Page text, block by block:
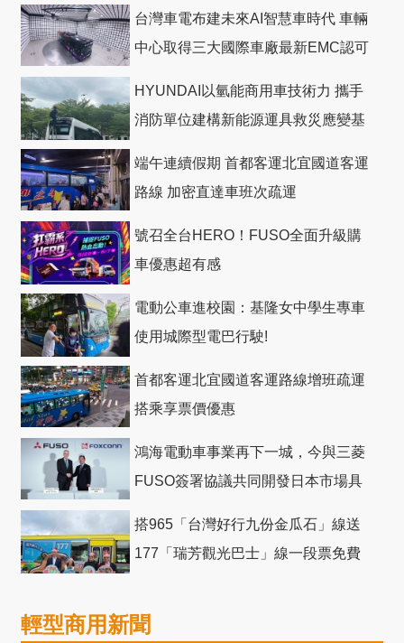
台灣車電布建未來AI智慧車時代 車輛
中心取得三大國際車廠最新EMC認可
HYUNDAI以氫能商用車技術力 攜手
消防單位建構新能源運具救災應變基
端午連續假期 首都客運北宜國道客運
路線 加密直達車班次疏運
號召全台HERO！FUSO全面升級購
車優惠超有感
電動公車進校園：基隆女中學生專車
使用城際型電巴行駛!
首都客運北宜國道客運路線增班疏運
搭乘享票價優惠
鴻海電動車事業再下一城，今與三菱
FUSO簽署協議共同開發日本市場具
搭965「台灣好行九份金瓜石」線送
177「瑞芳觀光巴士」線一段票免費
輕型商用新聞